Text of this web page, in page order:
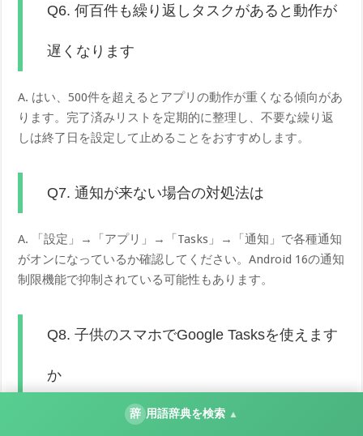
Q6. 何百件も繰り返しタスクがあると動作が
遅くなります
A. はい、500件を超えるとアプリの動作が重くなる傾向があ
ります。完了済みリストを定期的に整理し、不要な繰り返
しは終了日を設定して止めることをおすすめします。
Q7. 通知が来ない場合の対処法は
A. 「設定」→「アプリ」→「Tasks」→「通知」で各種通知
がオンになっているか確認してください。Android 16の通知
制限機能で抑制されている可能性もあります。
Q8. 子供のスマホでGoogle Tasksを使えます
か
A. Family Linkで管理されている場合、保護者の許可が必要
辞 用語辞典を検索 ▲